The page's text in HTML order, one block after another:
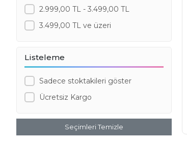
2.999,00 TL - 3.499,00 TL
3.499,00 TL ve üzeri
Listeleme
Sadece stoktakileri göster
Ücretsiz Kargo
Seçimleri Temizle